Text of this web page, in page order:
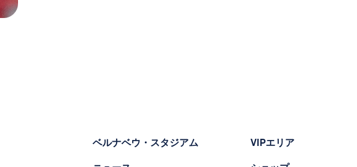
ベルナベウ・スタジアム VIPエリア